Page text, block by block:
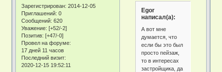
Зарегистрирован: 2014-12-05
Приглашений: 0
Сообщений: 620
Уважение: [+52/-2]
Позитив: [+47/-0]
Провел на форуме:
17 дней 11 часов
Последний визит:
2020-12-15 19:52:11
Egor
написал(а):
А вот мне
думается, что
если бы это был
просто пейзаж,
то в интересах
застройщика, да